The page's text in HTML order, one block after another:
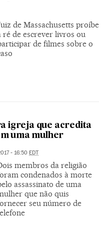
de Massachusetts proíbe
ré de escrever livros ou
de filmes sobre o
igreja que acredita
uma mulher
- 16:50 EDT
membros da religião
condenados à morte
assassinato de uma
que não quis
seu número de